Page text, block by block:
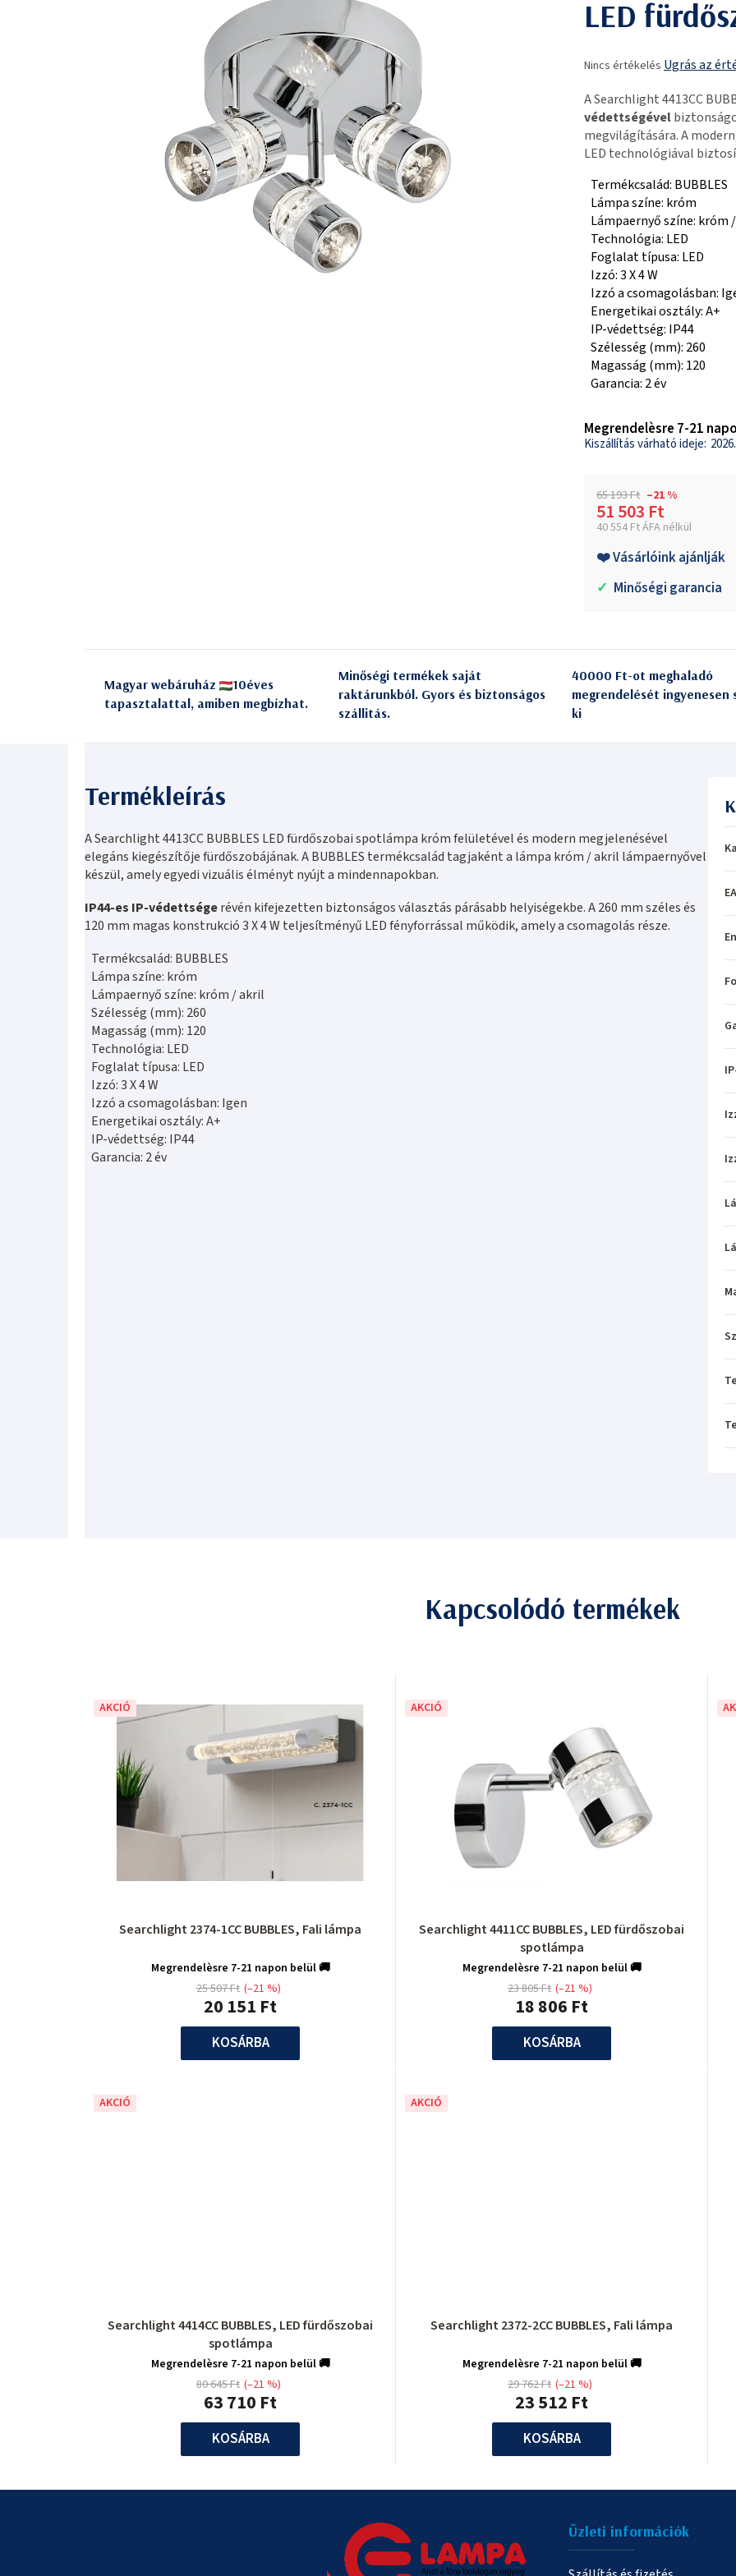
LED
termék
értékelése
5-
ből
0,0
csillag.
Nincs értékelés Ugrás az
A Searchlight 4413CC
védettségével
megvilágítására. A
LED technológiával
Termékcsalád: BUBBLES
Lámpa színe: króm
Lámpaernyő színe: króm
Technológia: LED
Foglalat típusa: LED
Izzó: 3 X 4 W
Izzó a csomagolásban:
Energetikai osztály: A+
IP-védettség: IP44
Szélesség (mm): 260
Magasság (mm): 120
Garancia: 2 év
Megrendelèsre 7-21
65 193 Ft –21 %
51 503 Ft
40 554 Ft ÁFA nélkül
❤️ Vásárlóink ajánlják
✓ Minőségi garancia
Magyar webáruház
10éves
tapasztalattal, amiben megbízhat.
Minőségi termékek saját
raktárunkból. Gyors és biztonságos
szállitás.
40000 Ft-ot meghaladó
megrendelését ingyenesen
ki
A Searchlight 4413CC BUBBLES LED fürdőszobai spotlámpa króm felületével és modern megjelenésével
elegáns kiegészítője fürdőszobájának. A BUBBLES termékcsalád tagjaként a lámpa króm / akril lámpaernyővel
készül, amely egyedi vizuális élményt nyújt a mindennapokban.
IP44-es IP-védettségerévén kifejezetten biztonságos választás párásabb helyiségekbe. A 260 mm széles és
120 mm magas konstrukció 3 X 4 W teljesítményű LED fényforrással működik, amely a csomagolás része.
Termékcsalád: BUBBLES
Lámpa színe: króm
Lámpaernyő színe: króm / akril
Szélesség (mm): 260
Magasság (mm): 120
Technológia: LED
Foglalat típusa: LED
Izzó: 3 X 4 W
Izzó a csomagolásban: Igen
Energetikai osztály: A+
IP-védettség: IP44
Garancia: 2 év
Kapcsolódó termékek
AKCIÓ
Searchlight 2374-1CC BUBBLES, Fali lámpa
Megrendelèsre 7-21 napon belül 🚚
20 151 Ft
25 507 Ft (–21 %)
KOSÁRBA
AKCIÓ
Searchlight 4411CC BUBBLES, LED fürdőszobai
spotlámpa
Megrendelèsre 7-21 napon belül 🚚
18 806 Ft
23 805 Ft (–21 %)
KOSÁRBA
AKCIÓ
Searchlight 4414CC BUBBLES, LED fürdőszobai
spotlámpa
Megrendelèsre 7-21 napon belül 🚚
63 710 Ft
80 645 Ft (–21 %)
KOSÁRBA
AKCIÓ
Searchlight 2372-2CC BUBBLES, Fali lámpa
Megrendelèsre 7-21 napon belül 🚚
23 512 Ft
29 762 Ft (–21 %)
KOSÁRBA
Üzleti információk